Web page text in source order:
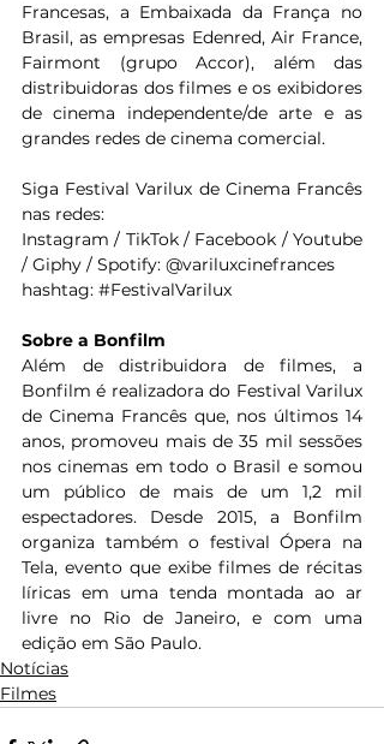
Francesas, a Embaixada da França no
Brasil, as empresas Edenred, Air France,
Fairmont (grupo Accor), além das
distribuidoras dos filmes e os exibidores
de cinema independente/de arte e as
grandes redes de cinema comercial.
Siga Festival Varilux de Cinema Francês
nas redes:
Instagram / TikTok / Facebook / Youtube
/ Giphy / Spotify: @variluxcinefrances
hashtag: #FestivalVarilux
Sobre a Bonfilm
Além de distribuidora de filmes, a
Bonfilm é realizadora do Festival Varilux
de Cinema Francês que, nos últimos 14
anos, promoveu mais de 35 mil sessões
nos cinemas em todo o Brasil e somou
um público de mais de um 1,2 mil
espectadores. Desde 2015, a Bonfilm
organiza também o festival Ópera na
Tela, evento que exibe filmes de récitas
líricas em uma tenda montada ao ar
livre no Rio de Janeiro, e com uma
edição em São Paulo.
Notícias
Filmes